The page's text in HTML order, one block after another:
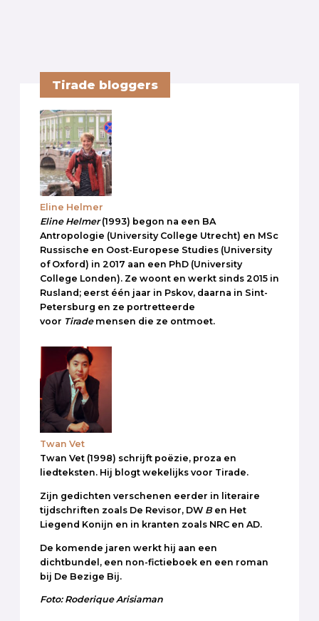
Tirade bloggers
Eline Helmer
Eline Helmer(1993) begon na een BA
Antropologie (University College Utrecht) en MSc
Russische en Oost-Europese Studies (University
of Oxford) in 2017 aan een PhD (University
College Londen). Ze woont en werkt sinds 2015 in
Rusland; eerst één jaar in Pskov, daarna in Sint-
Petersburg en ze portretteerde
voor Tirademensen die ze ontmoet.
Twan Vet
Twan Vet (1998) schrijft poëzie, proza en
liedteksten. Hij blogt wekelijks voor Tirade.
Zijn gedichten verschenen eerder in literaire
tijdschriften zoals De Revisor, DW B en Het
Liegend Konijn en in kranten zoals NRC en AD.
De komende jaren werkt hij aan een
dichtbundel, een non-fictieboek en een roman
bij De Bezige Bij.
Foto: Roderique Arisiaman